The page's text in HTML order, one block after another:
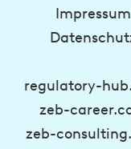
Impressum
regulatory-
zeb-
zeb-